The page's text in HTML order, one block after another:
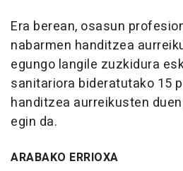
Era berean, osasun
nabarmen handitzea
egungo langile zuzkidura
sanitariora bideratutako 15
handitzea aurreikusten
egin da.
ARABAKO ERRIOXA